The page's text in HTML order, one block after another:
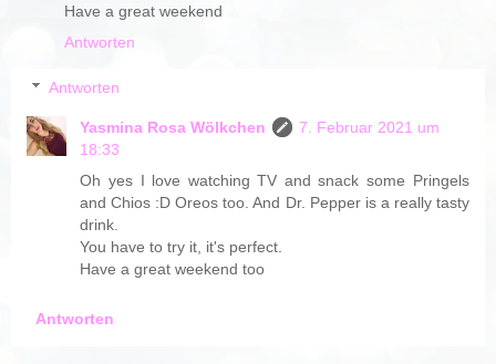
Have a great weekend
Antworten
Antworten
Yasmina Rosa Wölkchen
7. Februar 2021 um
18:33
Oh yes I love watching TV and snack some Pringels
and Chios :D Oreos too. And Dr. Pepper is a really tasty
drink.
You have to try it, it's perfect.
Have a great weekend too
Antworten